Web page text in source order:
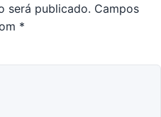
será publicado. Campos
*